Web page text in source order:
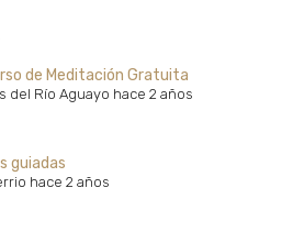
de Meditación Gratuita
del Río Aguayo hace 2 años
guiadas
hace 2 años